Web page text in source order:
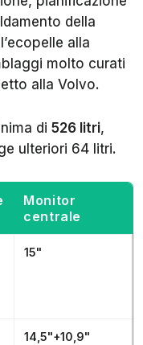
della
alla
molto curati
alla Volvo.
di 526 litri,
ulteriori 64 litri.
Monitor
centrale
15"
14,5"+10,9"